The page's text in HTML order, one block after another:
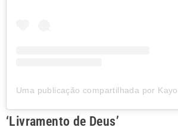
‘Livramento de Deus’